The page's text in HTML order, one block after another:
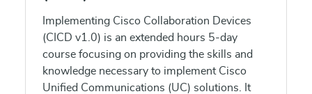
Implementing Cisco Collaboration Devices
(CICD v1.0) is an extended hours 5-day
course focusing on providing the skills and
knowledge necessary to implement Cisco
Unified Communications (UC) solutions. It